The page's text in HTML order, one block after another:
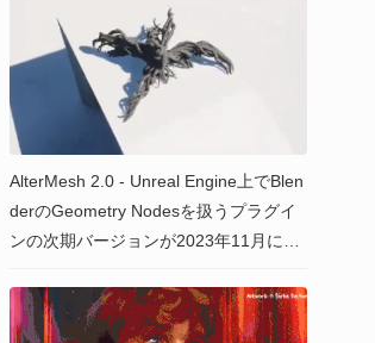
AlterMesh 2.0 - Unreal Engine上でBlen
derのGeometry Nodesを扱うプラグイ
ンの次期バージョンが2023年11月にリ
ック中に動作可能に！